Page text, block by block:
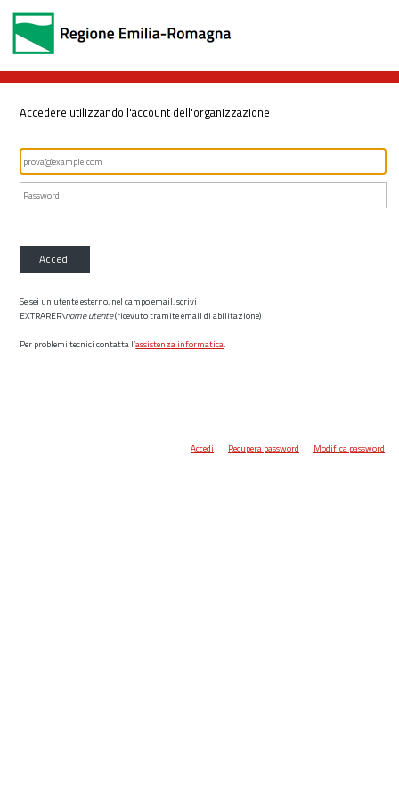
Accedere utilizzando l'account dell'organizzazione
Accedi
Se sei un utente esterno, nel campo email, scrivi
EXTRARER\nome utente(ricevuto tramite email di abilitazione)
Per problemi tecnici contatta l’assistenza informatica.
Accedi Recupera password Modifica password